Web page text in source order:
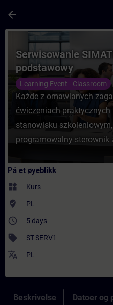
arrow_back
Kurs -
Serwisowanie
podstawowy
Learning Event - Classroom
Każde z omawianych
ćwiczeniach
stanowisku
programowalny sterownik
På et øyeblikk
widgets Kurs
where_to_vote PL
access_time 5 days
sell ST-SERV1
translate PL
Beskrivelse Datoer og